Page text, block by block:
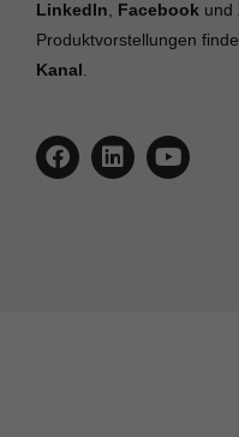
LinkedIn, Facebook und
Produktvorstellungen
Kanal .
F
a
L
i
Y
o